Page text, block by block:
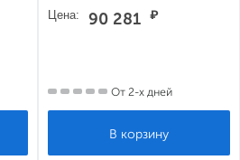
Цена: 90 281 ₽
От 2-х дней